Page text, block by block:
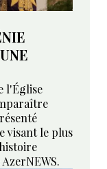
l'Église
visant le plus